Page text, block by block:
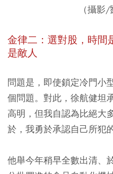
（攝影/
金律二：選對股，時間
是敵人
問題是，即使鎖定冷門小
個問題。對此，徐航健坦
高明，但我自認為比絕大
於，我勇於承認自己所犯
他舉今年稍早全數出清、